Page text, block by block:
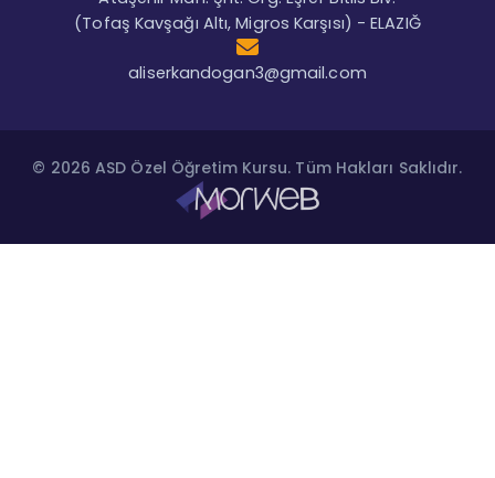
(Tofaş Kavşağı Altı, Migros Karşısı) - ELAZIĞ
aliserkandogan3@gmail.com
© 2026 ASD Özel Öğretim Kursu. Tüm Hakları Saklıdır.